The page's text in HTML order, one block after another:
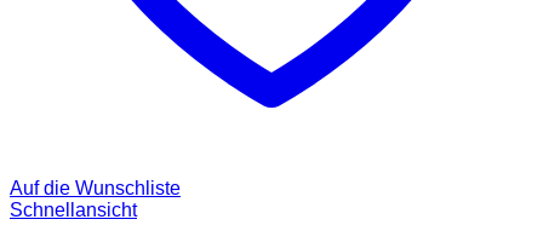
Auf die Wunschliste
Schnellansicht